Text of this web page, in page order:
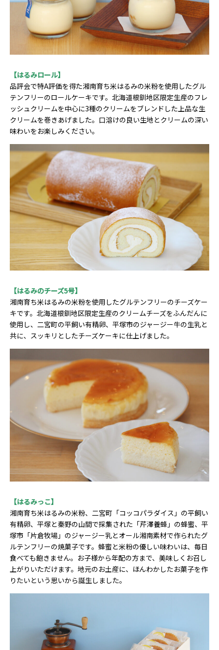
【はるみロール】
品評会で特A評価を得た湘南育ち米はるみの米粉を使用したグル
テンフリーのロールケーキです。北海道根釧地区限定生産のフレ
ッシュクリームを中心に3種のクリームをブレンドした上品な生
クリームを巻きあげました。口溶けの良い生地とクリームの深い
味わいをお楽しみください。
【はるみのチーズ5号】
湘南育ち米はるみの米粉を使用したグルテンフリーのチーズケー
キです。北海道根釧地区限定生産のクリームチーズをふんだんに
使用し、二宮町の平飼い有精卵、平塚市のジャージー牛の生乳と
共に、スッキリとしたチーズケーキに仕上げました。
【はるみっこ】
湘南育ち米はるみの米粉、二宮町「コッコパラダイス」の平飼い
有精卵、平塚と秦野の山間で採集された「芹澤養蜂」の蜂蜜、平
塚市「片倉牧場」のジャージー乳とオール湘南素材で作られたグ
ルテンフリーの焼菓子です。蜂蜜と米粉の優しい味わいは、毎日
食べても飽きません。お子様から年配の方まで、美味しくお召し
上がりいただけます。地元のお土産に、ほんわかしたお菓子を作
りたいという思いから誕生しました。